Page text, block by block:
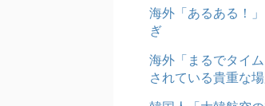
海外「あるある！
ぎ
海外「まるでタイ
されている貴重な